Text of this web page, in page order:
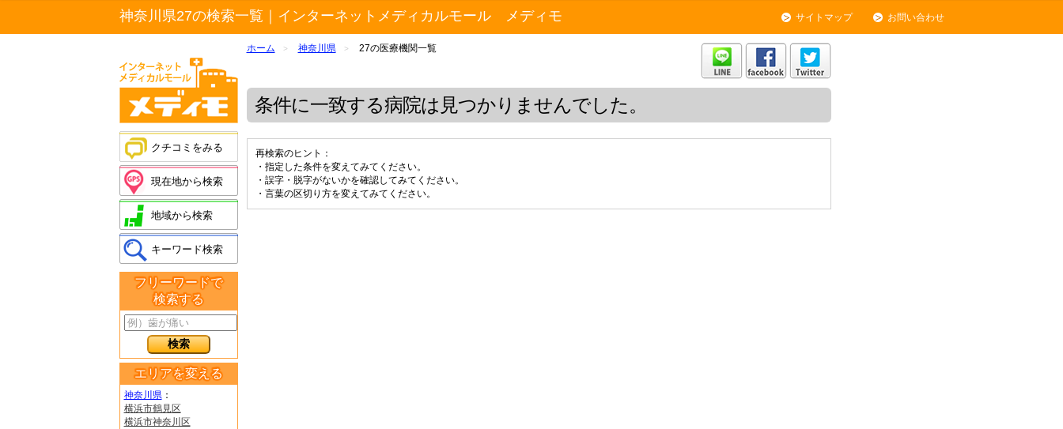
神奈川県27の検索一覧｜インターネットメディカルモール メディモ サイトマップ お問い合わせ
クチコミをみる
現在地から検索
地域から検索
キーワード検索
フリーワードで
検索する
エリアを変える
神奈川県：
横浜市鶴見区
横浜市神奈川区
ホーム > 神奈川県 > 27の医療機関一覧
条件に一致する病院は見つかりませんでした。
再検索のヒント：
・指定した条件を変えてみてください。
・誤字・脱字がないかを確認してみてください。
・言葉の区切り方を変えてみてください。